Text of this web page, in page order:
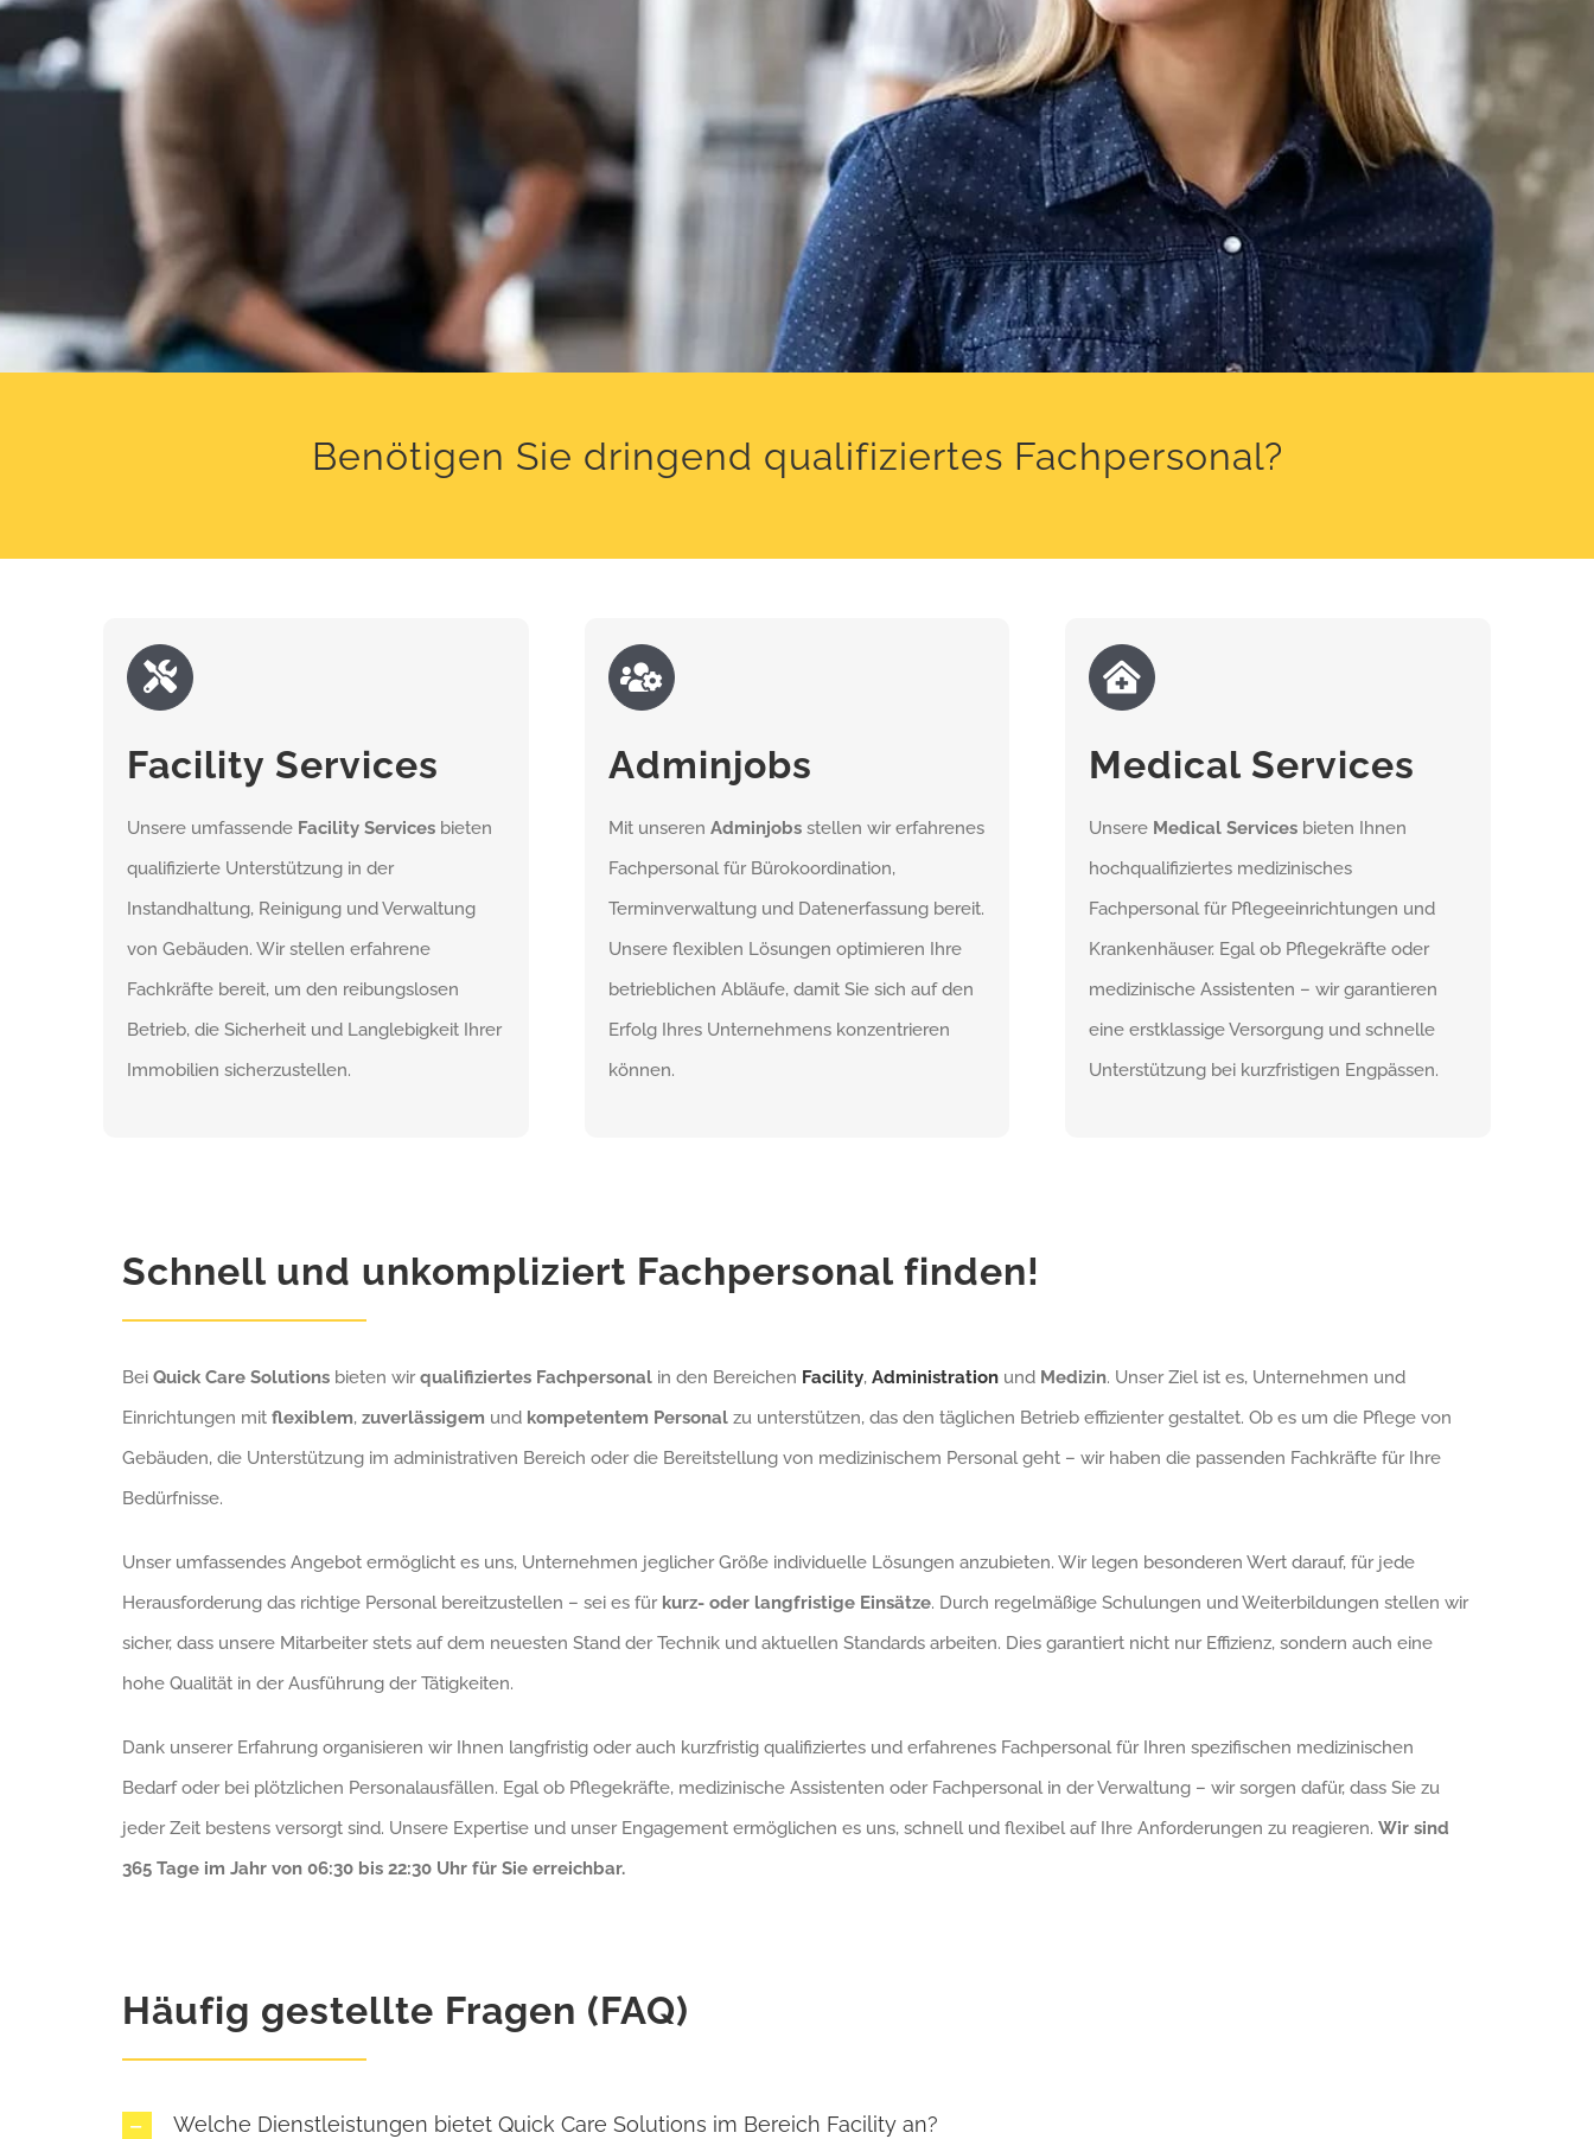
Benötigen Sie dringend qualifiziertes Fachpersonal?
Facility Services
Unsere umfassende Facility Servicesbieten
qualifizierte Unterstützung in der
Instandhaltung, Reinigung und Verwaltung
von Gebäuden. Wir stellen erfahrene
Fachkräfte bereit, um den reibungslosen
Betrieb, die Sicherheit und Langlebigkeit Ihrer
Immobilien sicherzustellen.
Adminjobs
Mit unseren Adminjobsstellen wir erfahrenes
Fachpersonal für Bürokoordination,
Terminverwaltung und Datenerfassung bereit.
Unsere flexiblen Lösungen optimieren Ihre
betrieblichen Abläufe, damit Sie sich auf den
Erfolg Ihres Unternehmens konzentrieren
können.
Medical Services
Unsere Medical Services bieten Ihnen
hochqualifiziertes medizinisches
Fachpersonal für Pflegeeinrichtungen und
Krankenhäuser. Egal ob Pflegekräfte oder
medizinische Assistenten – wir garantieren
eine erstklassige Versorgung und schnelle
Unterstützung bei kurzfristigen Engpässen.
Schnell und unkompliziert Fachpersonal finden!
Bei Quick Care Solutionsbieten wirqualifiziertes Fachpersonalin den Bereichen Facility, Administrationund Medizin. Unser Ziel ist es, Unternehmen und
Einrichtungen mit flexiblem, zuverlässigem und kompetentem Personalzu unterstützen, das den täglichen Betrieb effizienter gestaltet. Ob es um die Pflege von
Gebäuden, die Unterstützung im administrativen Bereich oder die Bereitstellung von medizinischem Personal geht – wir haben die passenden Fachkräfte für Ihre
Bedürfnisse.
Unser umfassendes Angebot ermöglicht es uns, Unternehmen jeglicher Größe individuelle Lösungen anzubieten. Wir legen besonderen Wert darauf, für jede
Herausforderung das richtige Personal bereitzustellen – sei es für kurz- oder langfristige Einsätze. Durch regelmäßige Schulungen und Weiterbildungen stellen wir
sicher, dass unsere Mitarbeiter stets auf dem neuesten Stand der Technik und aktuellen Standards arbeiten. Dies garantiert nicht nur Effizienz, sondern auch eine
hohe Qualität in der Ausführung der Tätigkeiten.
Dank unserer Erfahrung organisieren wir Ihnen langfristig oder auch kurzfristig qualifiziertes und erfahrenes Fachpersonal für Ihren spezifischen medizinischen
Bedarf oder bei plötzlichen Personalausfällen. Egal ob Pflegekräfte, medizinische Assistenten oder Fachpersonal in der Verwaltung – wir sorgen dafür, dass Sie zu
jeder Zeit bestens versorgt sind. Unsere Expertise und unser Engagement ermöglichen es uns, schnell und flexibel auf Ihre Anforderungen zu reagieren. Wir sind
365 Tage im Jahr von 06:30 bis 22:30 Uhr für Sie erreichbar.
Häufig gestellte Fragen (FAQ)
Welche Dienstleistungen bietet Quick Care Solutions im Bereich Facility an?